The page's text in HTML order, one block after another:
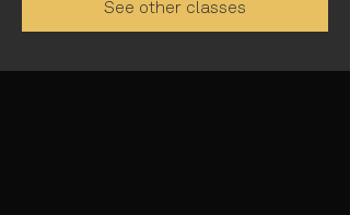
See other classes